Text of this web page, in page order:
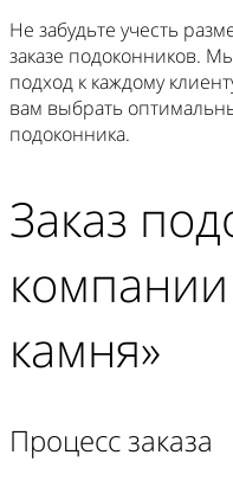
Не забудьте учесть
заказе подоконников.
подход к каждому
вам выбрать
подоконника.
Заказ
камня»
Процесс заказа